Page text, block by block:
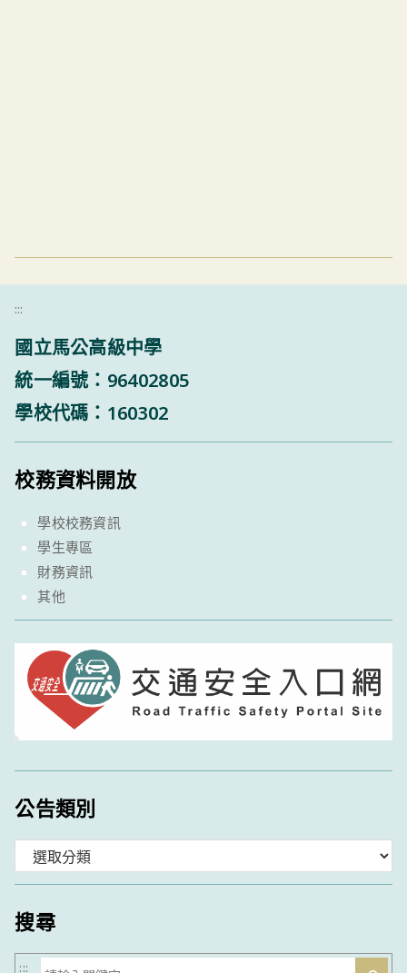
:::
國立馬公高級中學
統一編號：96402805
學校代碼：160302
校務資料開放
學校校務資訊
學生專區
財務資訊
其他
公告類別
類
搜尋
搜
:::